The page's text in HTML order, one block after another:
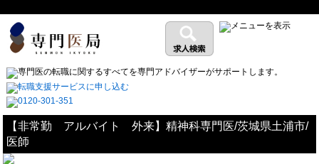
【非常勤 アルバイト 外来】精神科専門医/茨城県土浦市/
医師